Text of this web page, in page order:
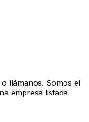
llámanos. Somos el
empresa listada.